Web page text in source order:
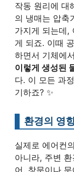
작동 원리에 대
의 냉매는 압축
가지게 되는데,
게 되죠. 이때
하면서 기체에
이렇게 생성된
다. 이 모든 과
기하죠? ✨
환경의 영
실제로 에어컨
아니라, 주변
어, 창문이나